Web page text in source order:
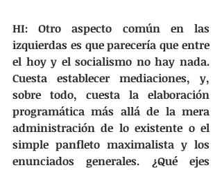
HI: Otro aspecto común en las
izquierdas es que parecería que entre
el hoy y el socialismo no hay nada.
Cuesta establecer mediaciones, y,
sobre todo, cuesta la elaboración
programática más allá de la mera
administración de lo existente o el
simple panfleto maximalista y los
enunciados generales. ¿Qué ejes